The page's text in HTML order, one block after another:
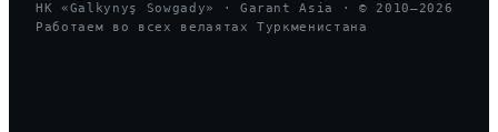
HK «Galkynyş Sowgady» · Garant Asia · © 2010—2026
Работаем во всех велаятах Туркменистана